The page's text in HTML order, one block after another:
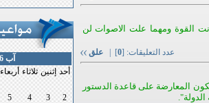
القوة ومهما علت الاصوات لن
عدد التعليقات: [0
] | علق
المعارضة على قاعدة الدستور
آب 2026
أحد إثنين ثلاثاء أربعاء
2
3
4
5